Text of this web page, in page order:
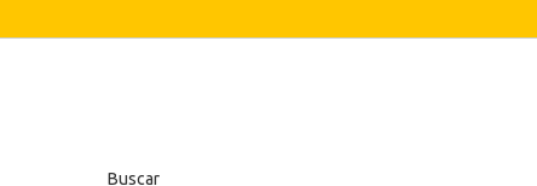
Buscar